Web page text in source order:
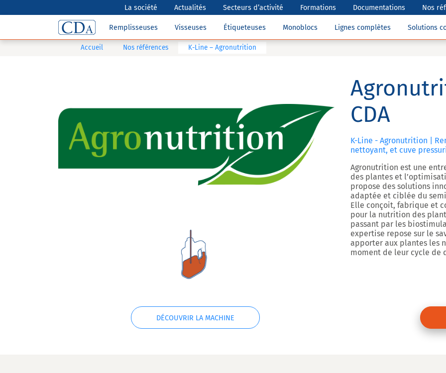
La société Actualités Secteurs d’activité Formations Documentations Nos
Remplisseuses Visseuses Étiqueteuses Monoblocs Lignes complètes Solutions
Accueil Nos références K-Line – Agronutrition
CDA
K-Line - Agronutrition |
nettoyant, et cuve
Agronutrition est une
des plantes et
propose des solutions
adaptée et ciblée du
Elle conçoit, fabrique et
pour la nutrition des
passant par les
expertise repose sur le
apporter aux plantes les
moment de leur cycle de
DÉCOUVRIR LA MACHINE